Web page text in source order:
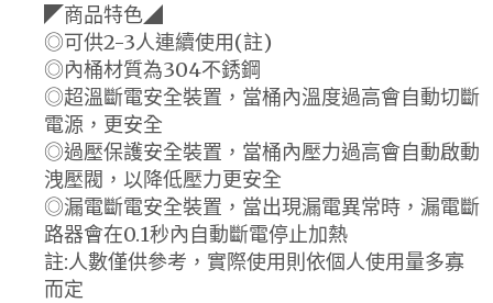
◤商品特色◢
◎可供2-3人連續使用(註)
◎內桶材質為304不銹鋼
◎超溫斷電安全裝置，當桶內溫度過高會自動切斷
電源，更安全
◎過壓保護安全裝置，當桶內壓力過高會自動啟動
洩壓閥，以降低壓力更安全
◎漏電斷電安全裝置，當出現漏電異常時，漏電斷
路器會在0.1秒內自動斷電停止加熱
註:人數僅供參考，實際使用則依個人使用量多寡
而定